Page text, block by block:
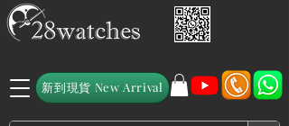
新到現貨 New Arrival